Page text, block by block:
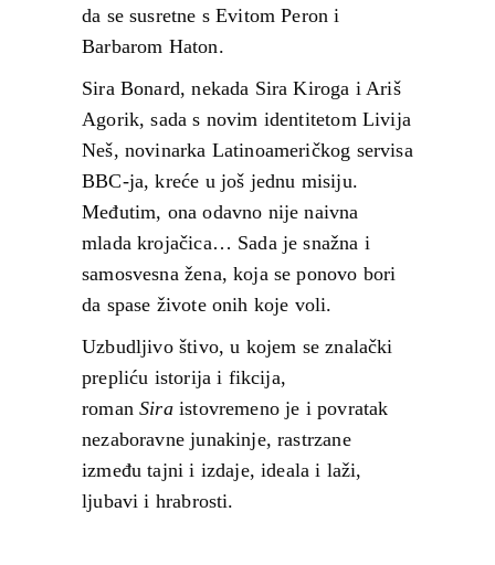
da se susretne s Evitom Peron i
Barbarom Haton.
Sira Bonard, nekada Sira Kiroga i Ariš
Agorik, sada s novim identitetom Livija
Neš, novinarka Latinoameričkog servisa
BBC-ja, kreće u još jednu misiju.
Međutim, ona odavno nije naivna
mlada krojačica… Sada je snažna i
samosvesna žena, koja se ponovo bori
da spase živote onih koje voli.
Uzbudljivo štivo, u kojem se znalački
prepliću istorija i fikcija,
romanSira istovremeno je i povratak
nezaboravne junakinje, rastrzane
između tajni i izdaje, ideala i laži,
ljubavi i hrabrosti.